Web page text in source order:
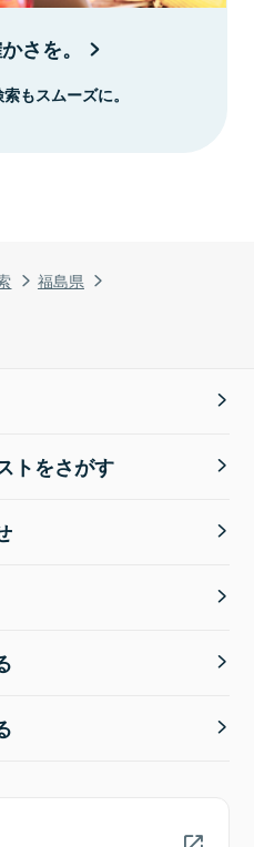
福島県
さを。
もスムーズに。
トをさがす